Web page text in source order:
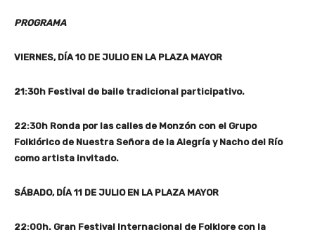
PROGRAMA
VIERNES, DÍA 10 DE JULIO EN LA PLAZA MAYOR
21:30h Festival de baile tradicional participativo.
22:30h Ronda por las calles de Monzón con el Grupo
Folklórico de Nuestra Señora de la Alegría y Nacho del Río
como artista invitado.
SÁBADO, DÍA 11 DE JULIO EN LA PLAZA MAYOR
22:00h. Gran Festival Internacional de Folklore con la